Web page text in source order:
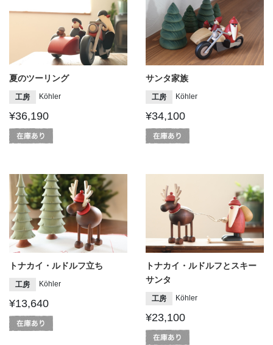
夏のツーリング
工房 Köhler
¥36,190
サンタ家族
工房 Köhler
¥34,100
トナカイ・ルドルフ立ち
工房 Köhler
¥13,640
トナカイ・ルドルフとスキー
サンタ
工房 Köhler
¥23,100